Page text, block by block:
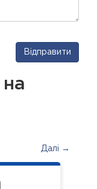
Відправити
Далі →